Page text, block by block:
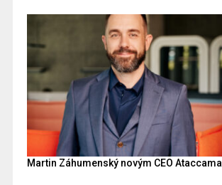
Martin Záhumenský novým CEO Ataccama